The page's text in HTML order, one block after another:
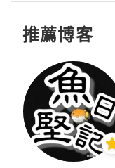
推薦博客